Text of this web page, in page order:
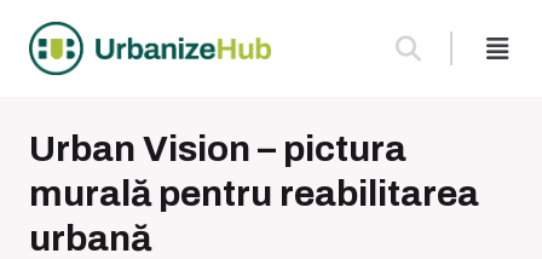
content
Urban Vision – pictura
murală pentru reabilitarea
urbană